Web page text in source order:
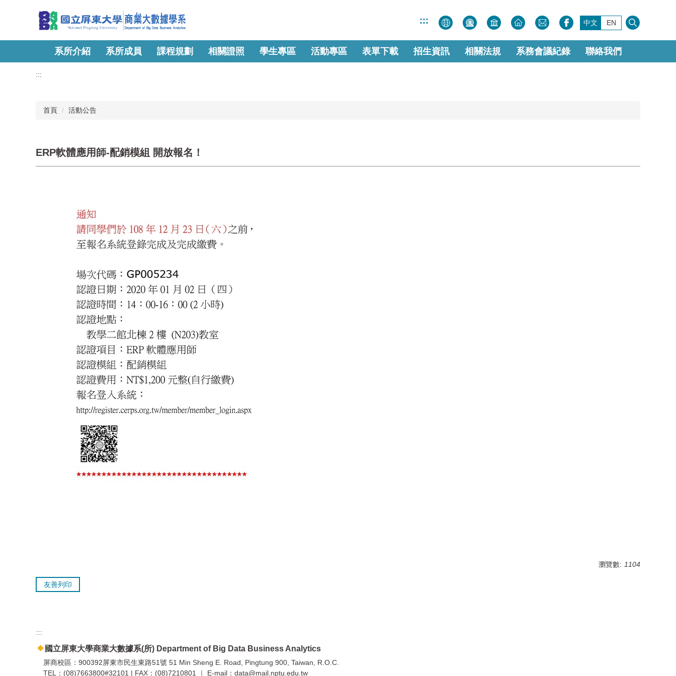
要
::: 中文 EN
系所介紹 系所成員 課程規劃 相關證照 學生專區 活動專區 表單下載 招生資訊 相關法規 系務會議紀錄 聯絡我們
:::
首頁 活動公告
ERP軟體應用師-配銷模組 開放報名！
瀏覽數: 1104
友善列印
:::
國立屏東大學商業大數據系(所) Department of Big Data Business Analytics
屏商校區：900392屏東市民生東路51號 51 Min Sheng E. Road, Pingtung 900, Taiwan, R.O.C.
TEL：(08)7663800#32101 | FAX：(08)7210801 ｜ E-mail：data@mail.nptu.edu.tw